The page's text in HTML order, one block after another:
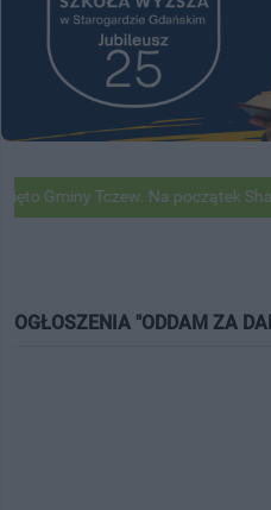
Tczew. Na początek Shaun
OGŁOSZENIA "ODDAM ZA